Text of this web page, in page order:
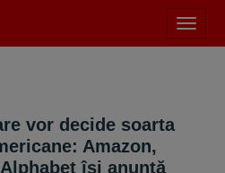
meniu
vor decide soarta
Amazon,
îşi anunţă